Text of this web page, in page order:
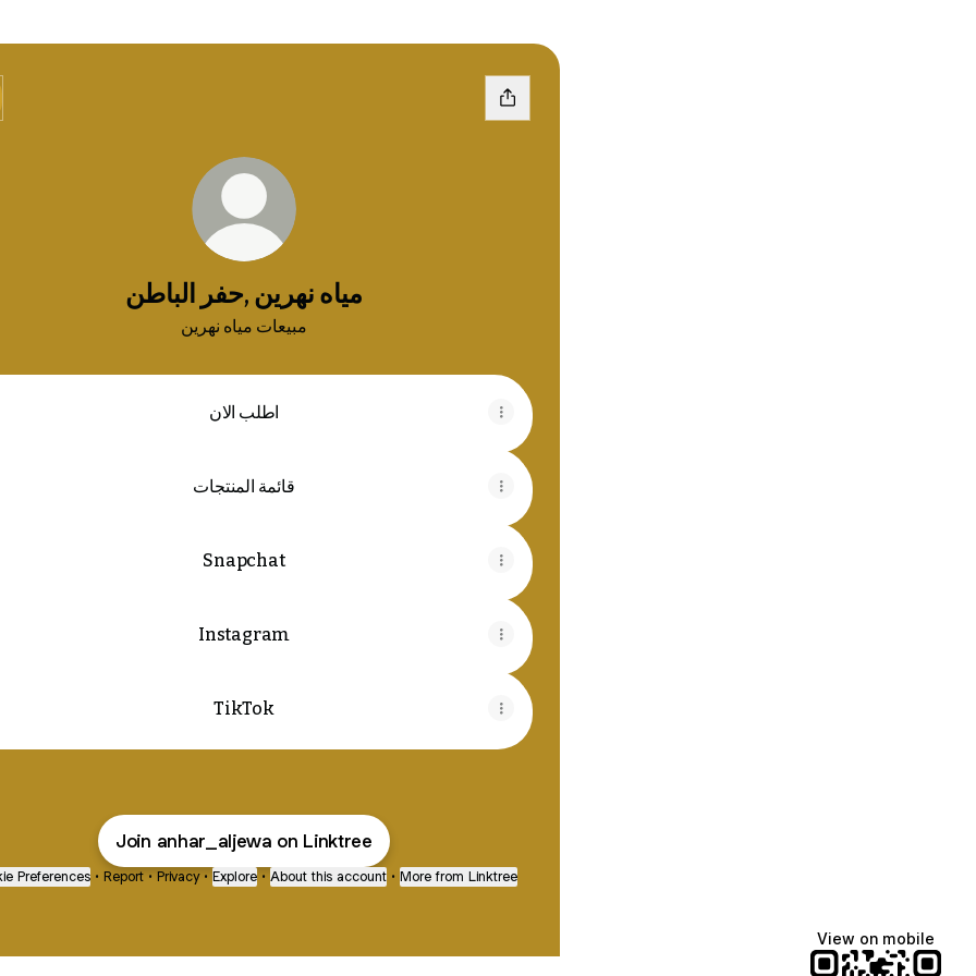
مياه نهرين ,حفر الباطن
مبيعات مياه نهرين
اطلب الان
قائمة المنتجات
Snapchat
Instagram
TikTok
Join anhar_aljewa on Linktree
Preferences • Report • Privacy • Explore • About this account • More from Linktree
View on mobile